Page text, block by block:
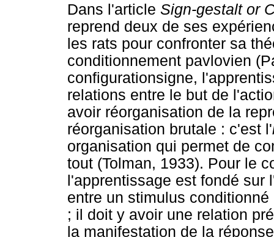
Dans l'article Sign-gestalt or
reprend deux de ses
les rats pour confronter sa
conditionnement pavlovien
configurationsigne,
relations entre le but de
avoir réorganisation de la
réorganisation brutale : c'est l'
organisation qui permet de
tout (Tolman, 1933). Pour le
l'apprentissage est fondé sur
entre un stimulus
; il doit y avoir une relation
la manifestation de la